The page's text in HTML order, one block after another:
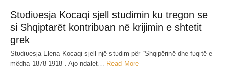
Stʋdiʋesja Kocaqi sjell studimin ku tregon se
si Shqiptarët kontribʋan në krijimin e shtetit
grek
Stʋdiʋesja Elena Kocaqi sjell një stʋdim për “Shqipërinë dhe fʋqitë e
mëdha 1878-1918”. Ajo ndalet… Read More